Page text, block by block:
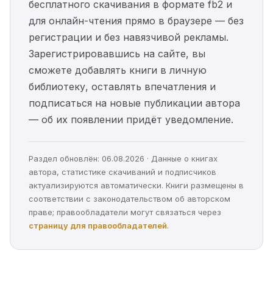
бесплатного скачивания в формате fb2 и
для онлайн-чтения прямо в браузере — без
регистрации и без навязчивой рекламы.
Зарегистрировавшись на сайте, вы
сможете добавлять книги в личную
библиотеку, оставлять впечатления и
подписаться на новые публикации автора
— об их появлении придёт уведомление.
Раздел обновлён: 06.08.2026 · Данные о книгах
автора, статистике скачиваний и подписчиков
актуализируются автоматически. Книги размещены в
соответствии с законодательством об авторском
праве; правообладатели могут связаться через
страницу для правообладателей.